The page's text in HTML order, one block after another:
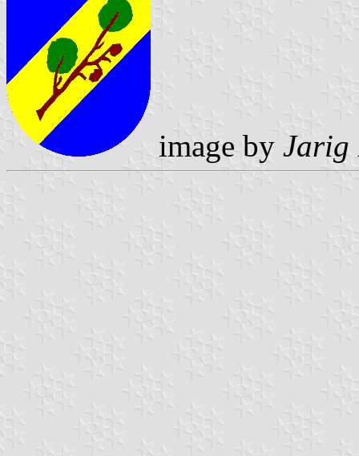
image by Jarig